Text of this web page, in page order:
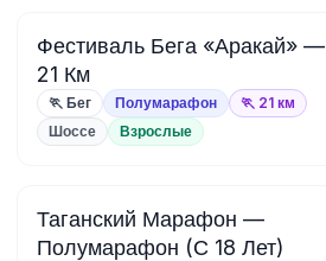
Фестиваль Бега «Аракай» —
21 Км
🏃 Бег Полумарафон 🏃 21 км
Шоссе Взрослые
Таганский Марафон —
Полумарафон (С 18 Лет)